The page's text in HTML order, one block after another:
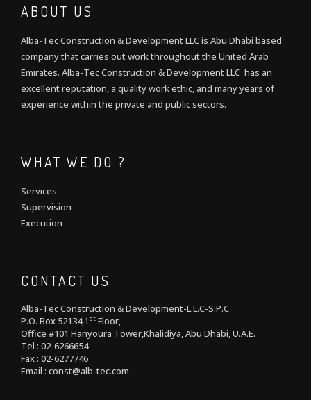
ABOUT US
Alba-Tec Construction & Development LLC is Abu Dhabi based
company that carries out work throughout the United Arab
Emirates. Alba-Tec Construction & Development LLC has an
excellent reputation, a quality work ethic, and many years of
experience within the private and public sectors.
WHAT WE DO ?
Services
Supervision
Execution
CONTACT US
Alba-Tec Construction & Development-L.L.C-S.P.C
P.O. Box 52134,1 st Floor,
Office #101 Hanyoura Tower,Khalidiya, Abu Dhabi, U.A.E.
Tel : 02-6266654
Fax : 02-6277746
Email : const@alb-tec.com